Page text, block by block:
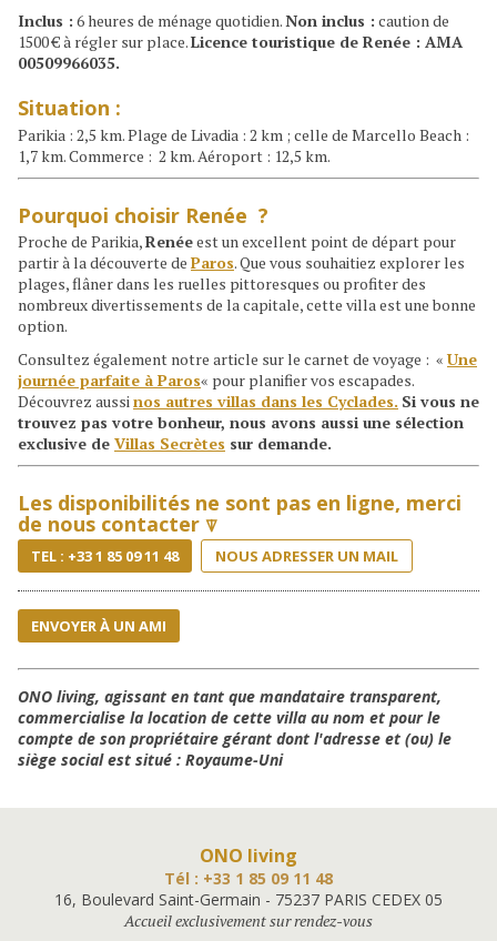
Inclus : 6 heures de ménage quotidien. Non inclus : caution de
1500 € à régler sur place.Licence touristique de Renée : AMA
00509966035.
Situation :
Parikia : 2,5 km. Plage de Livadia : 2 km ; celle de Marcello Beach :
1,7 km. Commerce : 2 km. Aéroport : 12,5 km.
Pourquoi choisir Renée ?
Proche de Parikia,Renéeest un excellent point de départ pour
partir à la découverte de Paros. Que vous souhaitiez explorer les
plages, flâner dans les ruelles pittoresques ou profiter des
nombreux divertissements de la capitale, cette villa est une bonne
option.
Consultez également notre article sur le carnet de voyage : « Une
journée parfaite à Paros« pour planifier vos escapades.
Découvrez aussi nos autres villas dans les Cyclades. Si vous ne
trouvez pas votre bonheur, nous avons aussi une sélection
exclusive de Villas Secrètes sur demande.
Les disponibilités ne sont pas en ligne, merci
de nous contacter ⍒
TEL : +33 1 85 09 11 48 NOUS ADRESSER UN MAIL
ENVOYER À UN AMI
ONO living, agissant en tant que mandataire transparent,
commercialise la location de cette villa au nom et pour le
compte de son propriétaire gérant dont l'adresse et (ou) le
siège social est situé : Royaume-Uni
ONO living
Tél : +33 1 85 09 11 48
16, Boulevard Saint-Germain - 75237 PARIS CEDEX 05
Accueil exclusivement sur rendez-vous